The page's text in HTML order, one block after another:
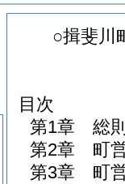
○揖斐川
目次
第1章
総
第2章
町
第3章
町